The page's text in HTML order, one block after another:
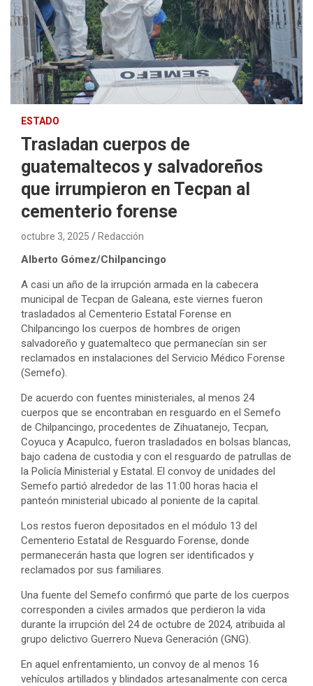
ESTADO
Trasladan cuerpos de
guatemaltecos y salvadoreños
que irrumpieron en Tecpan al
cementerio forense
octubre 3, 2025 Redacción
Alberto Gómez/Chilpancingo
A casi un año de la irrupción armada en la cabecera
municipal de Tecpan de Galeana, este viernes fueron
trasladados al Cementerio Estatal Forense en
Chilpancingo los cuerpos de hombres de origen
salvadoreño y guatemalteco que permanecían sin ser
reclamados en instalaciones del Servicio Médico Forense
(Semefo).
De acuerdo con fuentes ministeriales, al menos 24
cuerpos que se encontraban en resguardo en el Semefo
de Chilpancingo, procedentes de Zihuatanejo, Tecpan,
Coyuca y Acapulco, fueron trasladados en bolsas blancas,
bajo cadena de custodia y con el resguardo de patrullas de
la Policía Ministerial y Estatal. El convoy de unidades del
Semefo partió alrededor de las 11:00 horas hacia el
panteón ministerial ubicado al poniente de la capital.
Los restos fueron depositados en el módulo 13 del
Cementerio Estatal de Resguardo Forense, donde
permanecerán hasta que logren ser identificados y
reclamados por sus familiares.
Una fuente del Semefo confirmó que parte de los cuerpos
corresponden a civiles armados que perdieron la vida
durante la irrupción del 24 de octubre de 2024, atribuida al
grupo delictivo Guerrero Nueva Generación (GNG).
En aquel enfrentamiento, un convoy de al menos 16
vehículos artillados y blindados artesanalmente con cerca